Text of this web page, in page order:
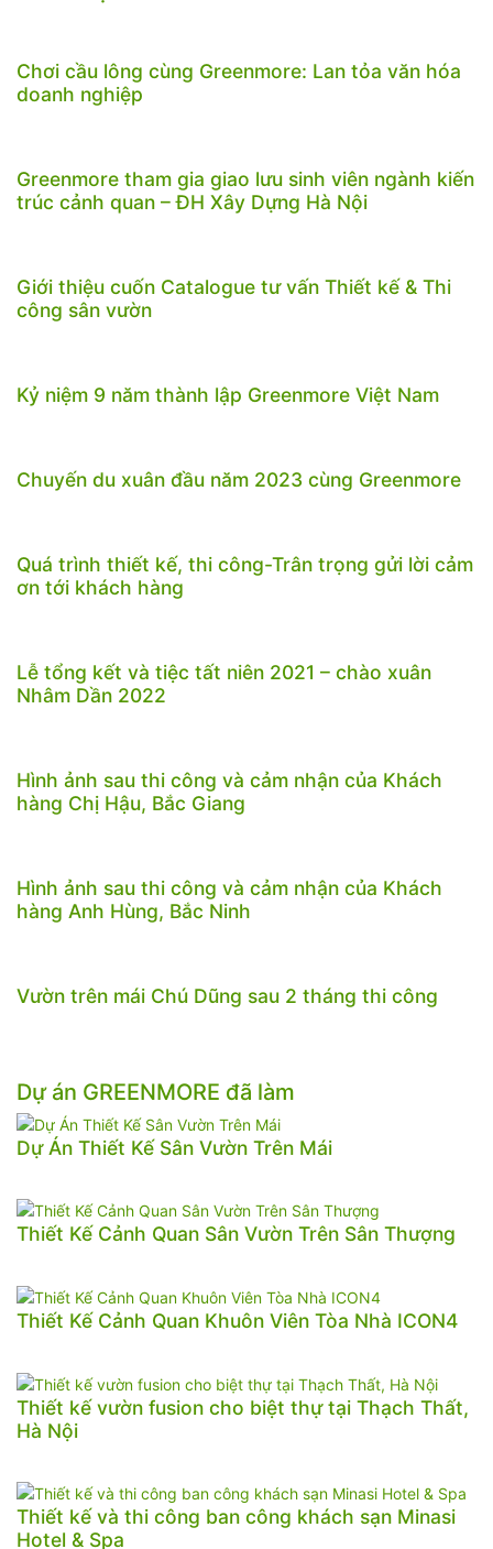
Chơi cầu lông cùng Greenmore: Lan tỏa văn hóa
doanh nghiệp
Greenmore tham gia giao lưu sinh viên ngành kiến
trúc cảnh quan – ĐH Xây Dựng Hà Nội
Giới thiệu cuốn Catalogue tư vấn Thiết kế & Thi
công sân vườn
Kỷ niệm 9 năm thành lập Greenmore Việt Nam
Chuyến du xuân đầu năm 2023 cùng Greenmore
Quá trình thiết kế, thi công-Trân trọng gửi lời cảm
ơn tới khách hàng
Lễ tổng kết và tiệc tất niên 2021 – chào xuân
Nhâm Dần 2022
Hình ảnh sau thi công và cảm nhận của Khách
hàng Chị Hậu, Bắc Giang
Hình ảnh sau thi công và cảm nhận của Khách
hàng Anh Hùng, Bắc Ninh
Vườn trên mái Chú Dũng sau 2 tháng thi công
Dự án GREENMORE đã làm
Dự Án Thiết Kế Sân Vườn Trên Mái
Thiết Kế Cảnh Quan Sân Vườn Trên Sân Thượng
Thiết Kế Cảnh Quan Khuôn Viên Tòa Nhà ICON4
Thiết kế vườn fusion cho biệt thự tại Thạch Thất,
Hà Nội
Thiết kế và thi công ban công khách sạn Minasi
Hotel & Spa